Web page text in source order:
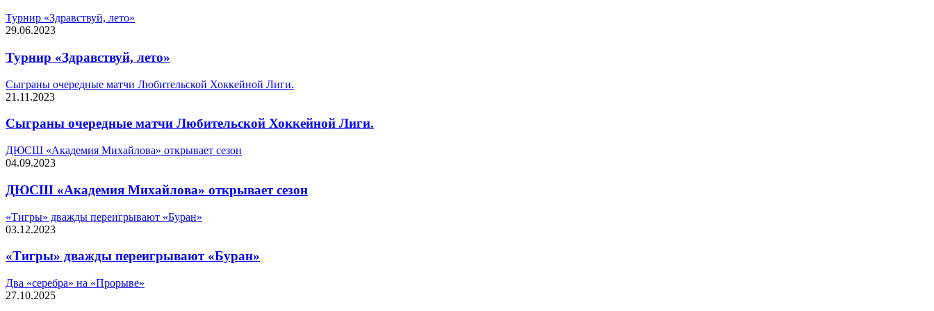
Турнир «Здравствуй, лето»
29.06.2023
Турнир «Здравствуй, лето»
Сыграны очередные матчи Любительской Хоккейной Лиги.
21.11.2023
Сыграны очередные матчи Любительской Хоккейной Лиги.
ДЮСШ «Академия Михайлова» открывает сезон
04.09.2023
ДЮСШ «Академия Михайлова» открывает сезон
«Тигры» дважды переигрывают «Буран»
03.12.2023
«Тигры» дважды переигрывают «Буран»
Два «серебра» на «Прорыве»
27.10.2025